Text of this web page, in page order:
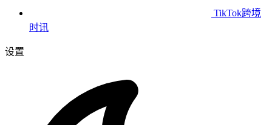
TikTok跨境
时讯
设置